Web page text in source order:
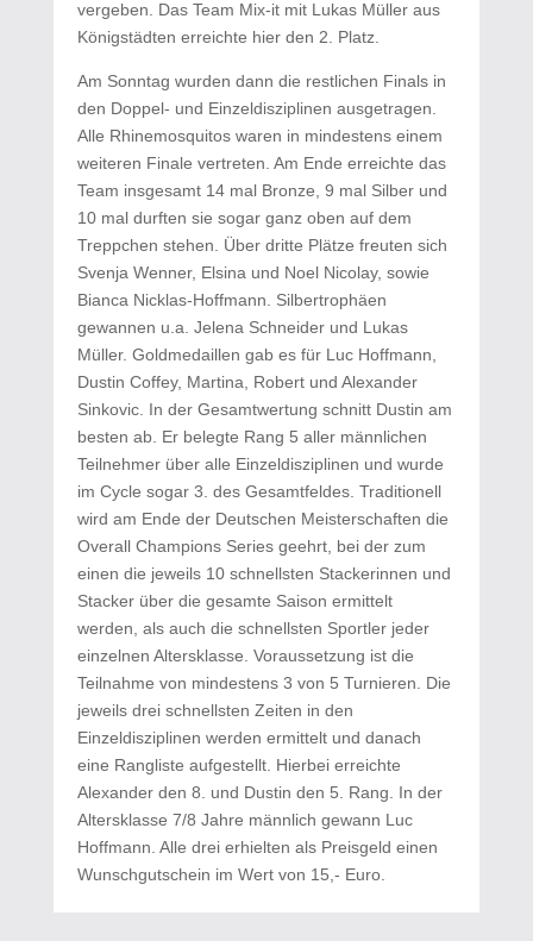
vergeben. Das Team Mix-it mit Lukas Müller aus
Königstädten erreichte hier den 2. Platz.
Am Sonntag wurden dann die restlichen Finals in
den Doppel- und Einzeldisziplinen ausgetragen.
Alle Rhinemosquitos waren in mindestens einem
weiteren Finale vertreten. Am Ende erreichte das
Team insgesamt 14 mal Bronze, 9 mal Silber und
10 mal durften sie sogar ganz oben auf dem
Treppchen stehen. Über dritte Plätze freuten sich
Svenja Wenner, Elsina und Noel Nicolay, sowie
Bianca Nicklas-Hoffmann. Silbertrophäen
gewannen u.a. Jelena Schneider und Lukas
Müller. Goldmedaillen gab es für Luc Hoffmann,
Dustin Coffey, Martina, Robert und Alexander
Sinkovic. In der Gesamtwertung schnitt Dustin am
besten ab. Er belegte Rang 5 aller männlichen
Teilnehmer über alle Einzeldisziplinen und wurde
im Cycle sogar 3. des Gesamtfeldes. Traditionell
wird am Ende der Deutschen Meisterschaften die
Overall Champions Series geehrt, bei der zum
einen die jeweils 10 schnellsten Stackerinnen und
Stacker über die gesamte Saison ermittelt
werden, als auch die schnellsten Sportler jeder
einzelnen Altersklasse. Voraussetzung ist die
Teilnahme von mindestens 3 von 5 Turnieren. Die
jeweils drei schnellsten Zeiten in den
Einzeldisziplinen werden ermittelt und danach
eine Rangliste aufgestellt. Hierbei erreichte
Alexander den 8. und Dustin den 5. Rang. In der
Altersklasse 7/8 Jahre männlich gewann Luc
Hoffmann. Alle drei erhielten als Preisgeld einen
Wunschgutschein im Wert von 15,- Euro.